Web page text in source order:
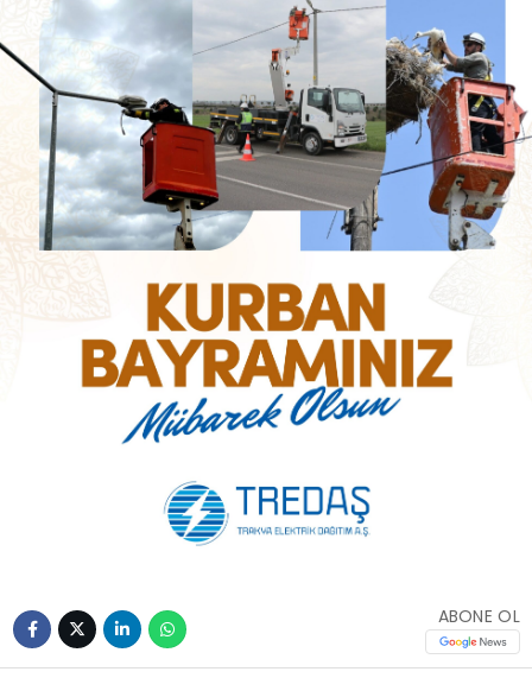
ABONE OL